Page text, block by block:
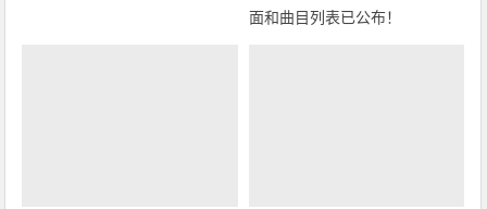
面和曲目列表已公布！